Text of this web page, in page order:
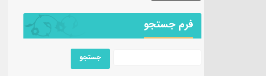
فرم جستجو